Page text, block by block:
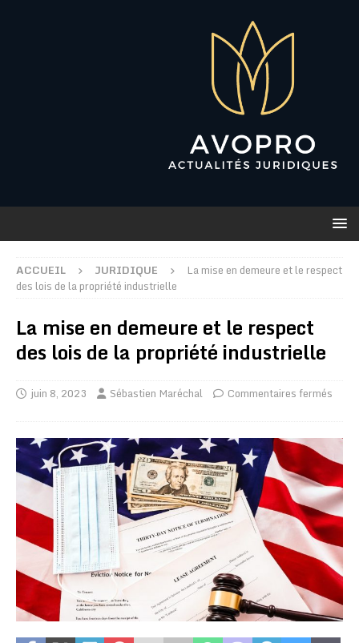
ACCUEIL JURIDIQUE
La mise en demeure et le respect
des lois de la propriété industrielle
La mise en demeure et le respect
des lois de la propriété industrielle
juin 8, 2023 Sébastien Maréchal Commentaires fermés